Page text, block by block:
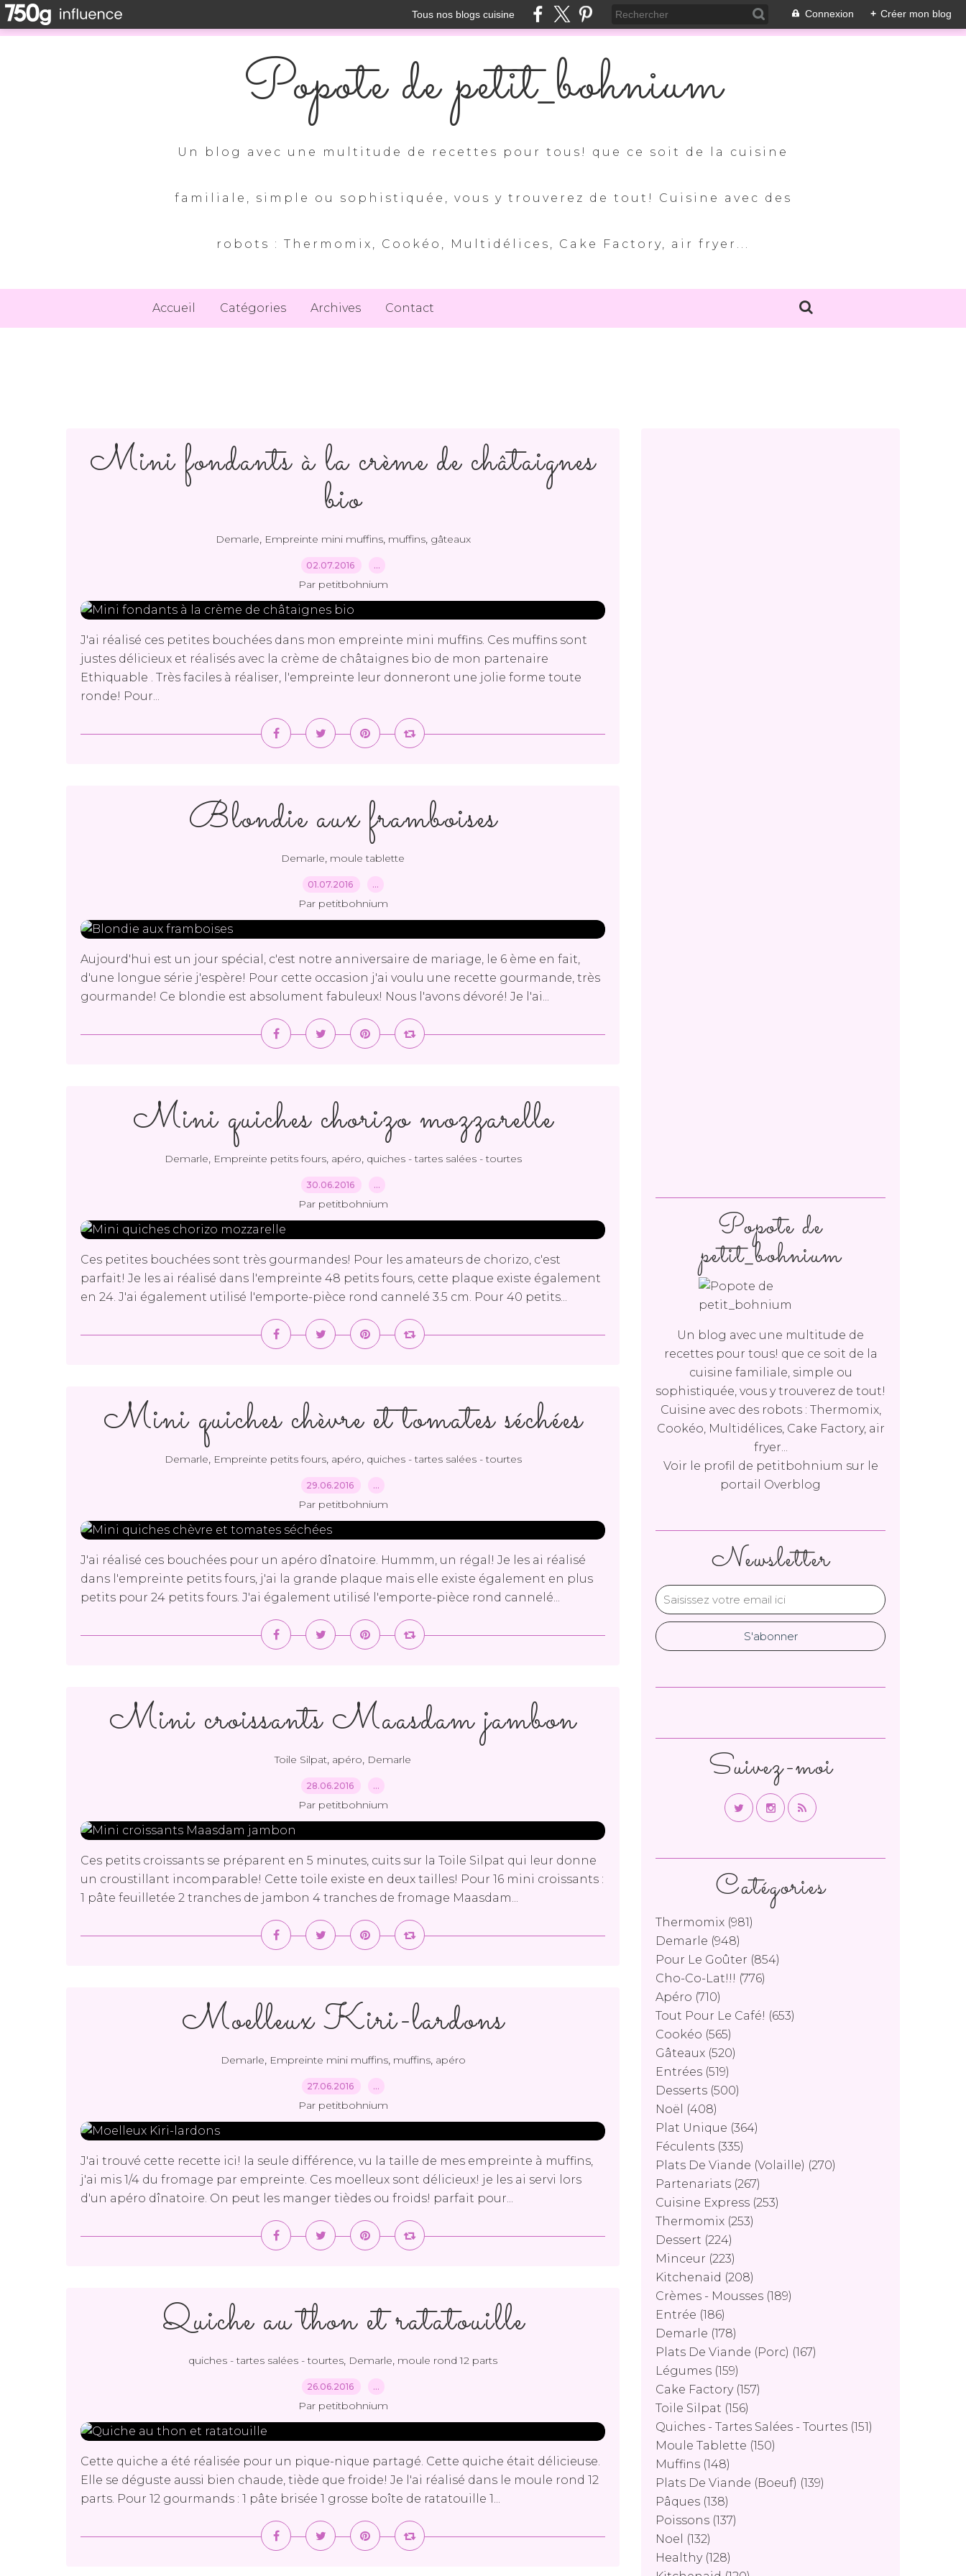
Tous nos blogs cuisine Connexion + Créer mon blog
Popote de petit_bohnium
Un blog avec une multitude de recettes pour tous! que ce soit de la cuisine
familiale, simple ou sophistiquée, vous y trouverez de tout! Cuisine avec des
robots : Thermomix, Cookéo, Multidélices, Cake Factory, air fryer...
Accueil Catégories Archives Contact
Mini fondants à la crème de châtaignes
bio
Demarle, Empreinte mini muffins, muffins, gâteaux
02.07.2016 …
Par petitbohnium
J'ai réalisé ces petites bouchées dans mon empreinte mini muffins. Ces muffins sont
justes délicieux et réalisés avec la crème de châtaignes bio de mon partenaire
Ethiquable . Très faciles à réaliser, l'empreinte leur donneront une jolie forme toute
ronde! Pour...
Blondie aux framboises
Demarle, moule tablette
01.07.2016 …
Par petitbohnium
Aujourd'hui est un jour spécial, c'est notre anniversaire de mariage, le 6 ème en fait,
d'une longue série j'espère! Pour cette occasion j'ai voulu une recette gourmande, très
gourmande! Ce blondie est absolument fabuleux! Nous l'avons dévoré! Je l'ai...
Mini quiches chorizo mozzarelle
Demarle, Empreinte petits fours, apéro, quiches - tartes salées - tourtes
30.06.2016 …
Par petitbohnium
Ces petites bouchées sont très gourmandes! Pour les amateurs de chorizo, c'est
parfait! Je les ai réalisé dans l'empreinte 48 petits fours, cette plaque existe également
en 24. J'ai également utilisé l'emporte-pièce rond cannelé 3.5 cm. Pour 40 petits...
Mini quiches chèvre et tomates séchées
Demarle, Empreinte petits fours, apéro, quiches - tartes salées - tourtes
29.06.2016 …
Par petitbohnium
J'ai réalisé ces bouchées pour un apéro dînatoire. Hummm, un régal! Je les ai réalisé
dans l'empreinte petits fours, j'ai la grande plaque mais elle existe également en plus
petits pour 24 petits fours. J'ai également utilisé l'emporte-pièce rond cannelé...
Mini croissants Maasdam jambon
Toile Silpat, apéro, Demarle
28.06.2016 …
Par petitbohnium
Ces petits croissants se préparent en 5 minutes, cuits sur la Toile Silpat qui leur donne
un croustillant incomparable! Cette toile existe en deux tailles! Pour 16 mini croissants :
1 pâte feuilletée 2 tranches de jambon 4 tranches de fromage Maasdam...
Moelleux Kiri-lardons
Demarle, Empreinte mini muffins, muffins, apéro
27.06.2016 …
Par petitbohnium
J'ai trouvé cette recette ici! la seule différence, vu la taille de mes empreinte à muffins,
j'ai mis 1/4 du fromage par empreinte. Ces moelleux sont délicieux! je les ai servi lors
d'un apéro dînatoire. On peut les manger tièdes ou froids! parfait pour...
Quiche au thon et ratatouille
quiches - tartes salées - tourtes, Demarle, moule rond 12 parts
26.06.2016 …
Par petitbohnium
Cette quiche a été réalisée pour un pique-nique partagé. Cette quiche était délicieuse.
Elle se déguste aussi bien chaude, tiède que froide! Je l'ai réalisé dans le moule rond 12
parts. Pour 12 gourmands : 1 pâte brisée 1 grosse boîte de ratatouille 1...
Newsletter
Catégories
Thermomix (981)
Demarle (948)
Pour Le Goûter (854)
Cho-Co-Lat!!! (776)
Apéro (710)
Tout Pour Le Café! (653)
Cookéo (565)
Gâteaux (520)
Entrées (519)
Desserts (500)
Noël
(408)
Plat Unique (364)
Féculents (335)
Plats De Viande (volaille) (270)
Partenariats (267)
Cuisine Express (253)
Thermomix (253)
Dessert (224)
Minceur (223)
Kitchenaid (208)
Crèmes - Mousses (189)
Entrée (186)
Demarle (178)
Plats De Viande (porc) (167)
Légumes (159)
Cake Factory(157)
Toile Silpat (156)
Quiches - Tartes Salées - Tourtes (151)
Moule Tablette (150)
Muffins (148)
Plats De Viande (boeuf) (139)
Pâques (138)
Poissons (137)
Noel
(132)
Healthy(128)
Popote de
petit_bohnium
Un blog avec une multitude de
recettes pour tous! que ce soit de la
cuisine familiale, simple ou
sophistiquée, vous y trouverez de tout!
Cuisine avec des robots : Thermomix,
Cookéo, Multidélices, Cake Factory, air
fryer...
Voir le profil de petitbohnium sur le
portail Overblog
Suivez-moi